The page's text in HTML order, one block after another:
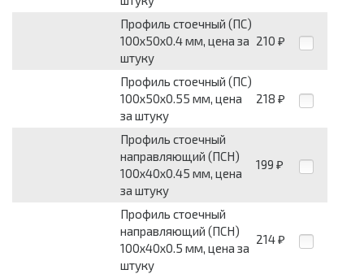
Профиль стоечный (ПС)
100х50х0.4 мм, цена за
штуку
210 ₽
Профиль стоечный (ПС)
100х50х0.55 мм, цена
за штуку
218 ₽
Профиль стоечный
направляющий (ПСН)
100х40х0.45 мм, цена
за штуку
199 ₽
Профиль стоечный
направляющий (ПСН)
100х40х0.5 мм, цена за
штуку
214 ₽